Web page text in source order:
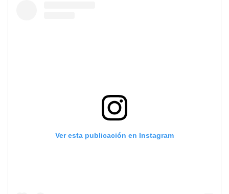
Ver esta publicación en Instagram